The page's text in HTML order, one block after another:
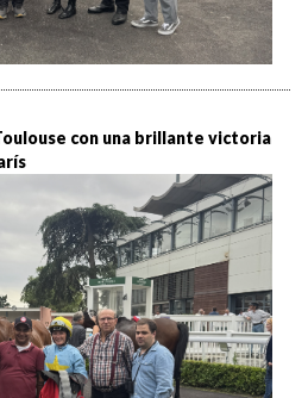
con una brillante victoria